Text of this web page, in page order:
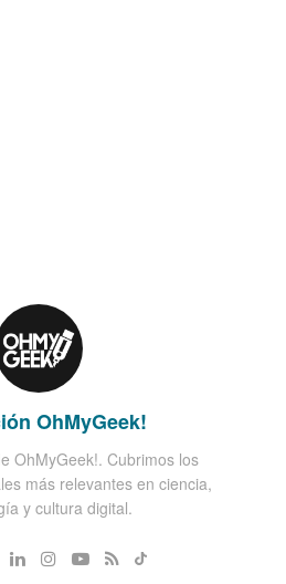
OhMyGeek!
OhMyGeek!. Cubrimos los
más relevantes en ciencia,
y cultura digital.